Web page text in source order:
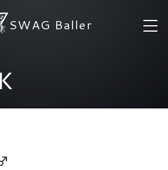
SWAG Baller